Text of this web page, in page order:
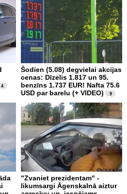
4
Šodien (5.08) degvielai akcijas
cenas: Dīzelis 1.817 un 95.
benzīns 1.737 EUR! Nafta 75.6
USD par barelu (+ VIDEO)
9
"Zvaniet prezidentam" -
likumsargi Āgenskalnā aiztur